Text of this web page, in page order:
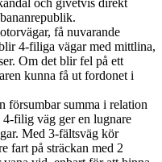
få nuvarande
4-filiga vägar med mittlina,
Om det blir fel på ett
kunna få ut fordonet i
försumbar summa i relation
filig väg ger en lugnare
Med 3-fältsväg kör
fart på sträckan med 2